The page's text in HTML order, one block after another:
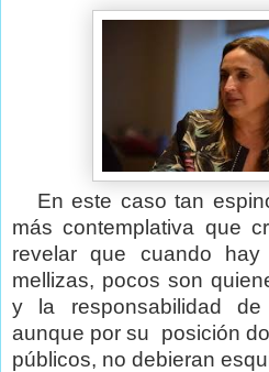
En este caso tan
más contemplativa que
revelar que cuando
mellizas, pocos son
y la responsabilidad
aunque por su
posición
públicos, no debieran